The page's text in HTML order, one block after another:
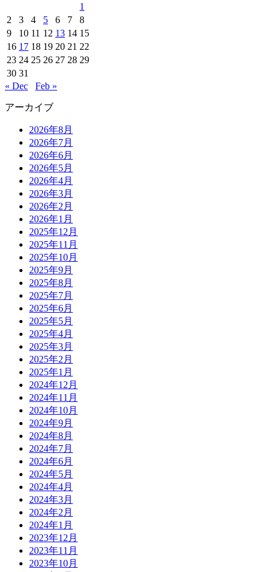
1
2
3 4 5 6 7
8
9
10 11 12 13 14 15
16 17 18 19 20 21 22
23 24 25 26 27 28 29
30 31
« Dec
Feb »
アーカイブ
2026年8月
2026年7月
2026年6月
2026年5月
2026年4月
2026年3月
2026年2月
2026年1月
2025年12月
2025年11月
2025年10月
2025年9月
2025年8月
2025年7月
2025年6月
2025年5月
2025年4月
2025年3月
2025年2月
2025年1月
2024年12月
2024年11月
2024年10月
2024年9月
2024年8月
2024年7月
2024年6月
2024年5月
2024年4月
2024年3月
2024年2月
2024年1月
2023年12月
2023年11月
2023年10月